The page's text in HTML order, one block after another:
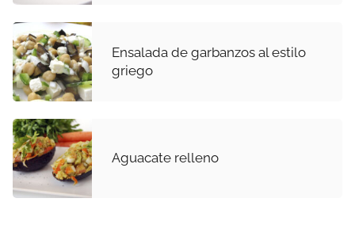
Ensalada de garbanzos al estilo
griego
Aguacate relleno